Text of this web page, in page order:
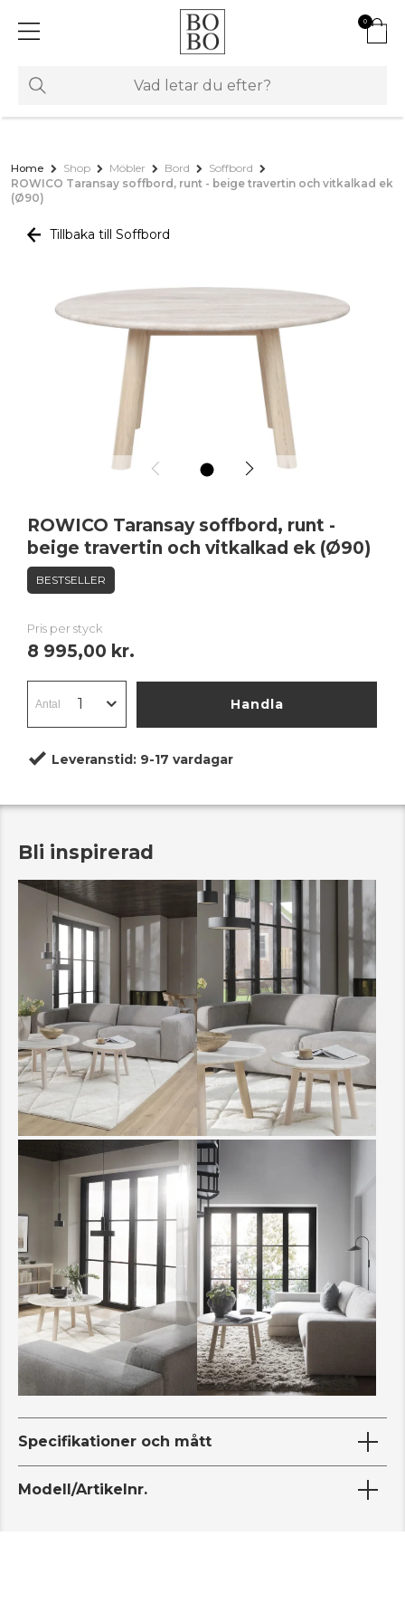
0
Home Shop Möbler Bord
Soffbord
ROWICO Taransay soffbord, runt - beige travertin och vitkalkad ek
(Ø90)
Tillbaka till Soffbord
ROWICO Taransay soffbord, runt -
beige travertin och vitkalkad ek (Ø90)
BESTSELLER
Pris per styck
8 995,00 kr.
Handla
Leveranstid: 9-17 vardagar
Bli inspirerad
Specifikationer och mått
Modell/Artikelnr.